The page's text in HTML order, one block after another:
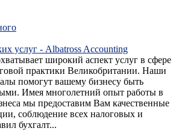
услуг - Albatross Accounting
широкий аспект услуг в сфере
практики Великобритании. Наши
помогут вашему бизнесу быть
Имея многолетний опыт работы в
мы предоставим Вам качественные
соблюдение всех налоговых и
бухгалт...